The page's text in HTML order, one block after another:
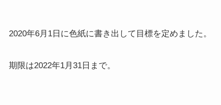
2020年6月1日に色紙に書き出して目標を定めました。
期限は2022年1月31日まで。